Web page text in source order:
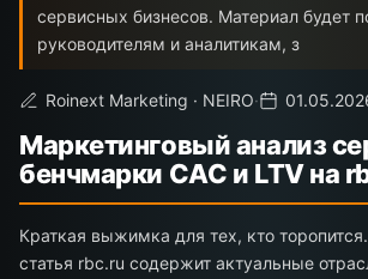
сервисных бизнесов. Материал будет
руководителям и аналитикам, з
Roinext Marketing · NEIRO·
Маркетинговый анализ
бенчмарки CAC и LTV на
Краткая выжимка для тех, кто
статья rbc.ru содержит актуальные